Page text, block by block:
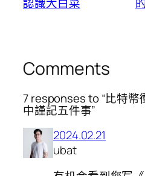
Comments
7 responses to “比特
中謹記五件事”
2024.02.21
ubat